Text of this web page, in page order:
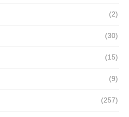
(2)
(30)
(15)
(9)
(257)